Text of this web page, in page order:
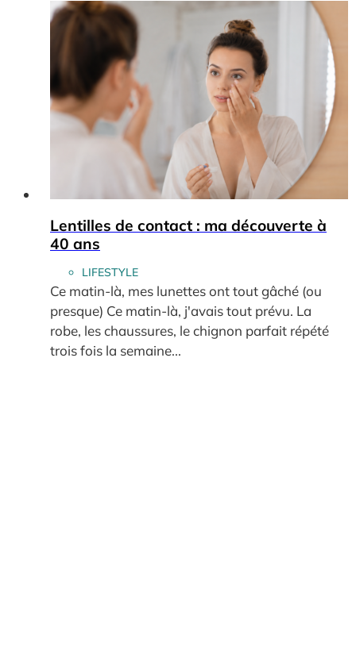
Lentilles de contact : ma découverte à
40 ans
LIFESTYLE
Ce matin-là, mes lunettes ont tout gâché (ou
presque) Ce matin-là, j'avais tout prévu. La
robe, les chaussures, le chignon parfait répété
trois fois la semaine...